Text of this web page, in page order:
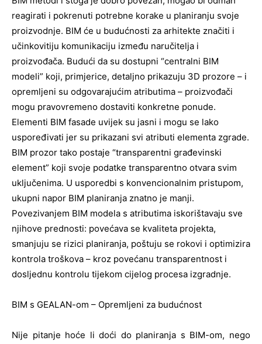
reagirati i pokrenuti potrebne korake u planiranju svoje
proizvodnje. BIM će u budućnosti za arhitekte značiti i
učinkovitiju komunikaciju između naručitelja i
proizvođača. Budući da su dostupni “centralni BIM
modeli” koji, primjerice, detaljno prikazuju 3D prozore – i
opremljeni su odgovarajućim atributima – proizvođači
mogu pravovremeno dostaviti konkretne ponude.
Elementi BIM fasade uvijek su jasni i mogu se lako
uspoređivati ​​jer su prikazani svi atributi elementa zgrade.
BIM prozor tako postaje “transparentni građevinski
element” koji svoje podatke transparentno otvara svim
uključenima. U usporedbi s konvencionalnim pristupom,
ukupni napor BIM planiranja znatno je manji.
Povezivanjem BIM modela s atributima iskorištavaju sve
njihove prednosti: povećava se kvaliteta projekta,
smanjuju se rizici planiranja, poštuju se rokovi i optimizira
kontrola troškova – kroz povećanu transparentnost i
dosljednu kontrolu tijekom cijelog procesa izgradnje.
BIM s GEALAN-om – Opremljeni za budućnost
Nije pitanje hoće li doći do planiranja s BIM-om, nego